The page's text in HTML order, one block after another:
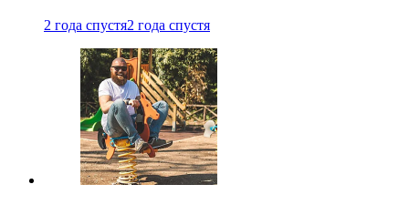
2 года спустя2 года спустя